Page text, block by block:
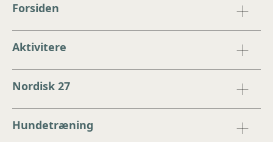
Forsiden
Aktivitere
Nordisk 27
Hundetræning